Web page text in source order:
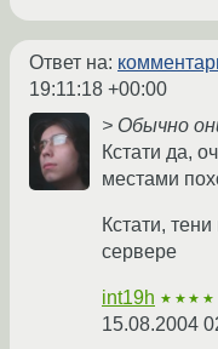
Ответ на:
19:11:18 +00:00
> Обычно
Кстати да,
местами
Кстати,
сервере
int19h ★★★★
15.08.2004